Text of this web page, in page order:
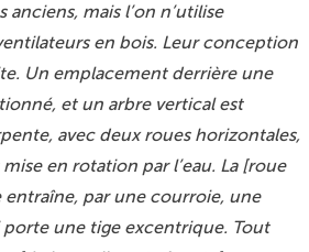
anciens, mais l’on n’utilise
en bois. Leur conception
Un emplacement derrière une
et un arbre vertical est
avec deux roues horizontales,
en rotation par l’eau. La [roue
par une courroie, une
une tige excentrique. Tout